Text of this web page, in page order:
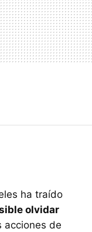
ha traído
olvidar
acciones de